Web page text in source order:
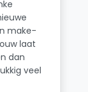
make-
laat
dan
veel